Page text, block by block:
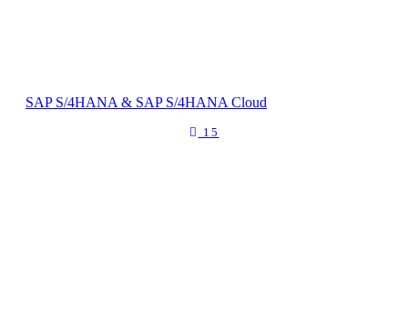
SAP S/4HANA & SAP S/4HANA Cloud
15